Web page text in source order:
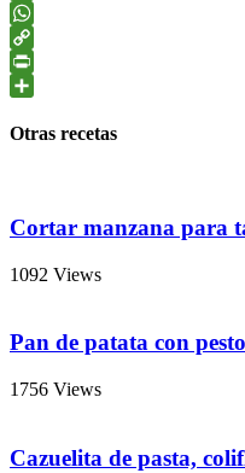
Facebook
WhatsApp
Copy
Link
PrintFriendly
Otras recetas
Cortar manzana para
1092 Views
Pan de patata con pesto
1756 Views
Cazuelita de pasta,